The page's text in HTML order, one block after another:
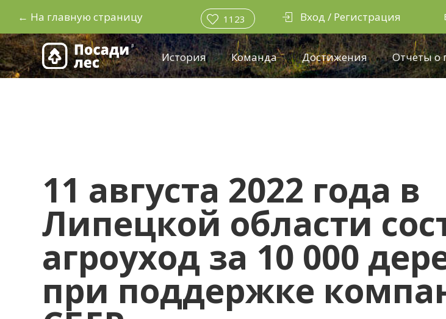
← На главную страницу 1123 Вход / Регистрация
История Команда Достижения Отчеты о
11 августа 2022 года в
Липецкой области
агроуход за 10 000
при поддержке